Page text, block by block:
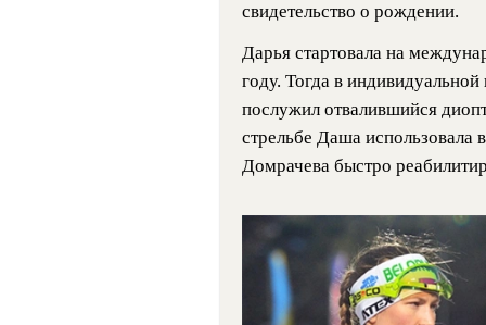
свидетельство о рождении.
Дарья стартовала на
году. Тогда в
послужил отвалившийся
стрельбе Даша использовала
Домрачева быстро